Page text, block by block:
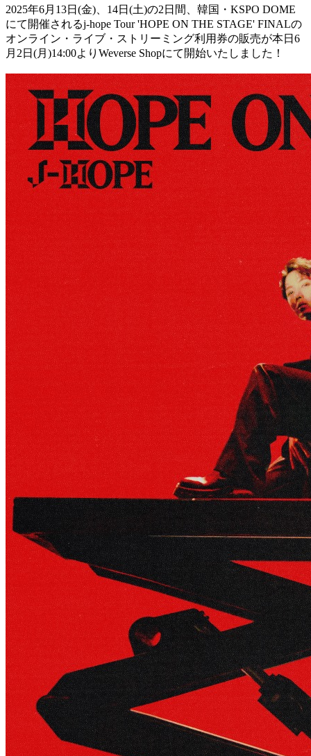
2025年6月13日(金)、14日(土)の2日間、韓国・KSPO DOME
にて開催されるj-hope Tour 'HOPE ON THE STAGE' FINALの
オンライン・ライブ・ストリーミング利用券の販売が本日6
月2日(月)14:00よりWeverse Shopにて開始いたしました！